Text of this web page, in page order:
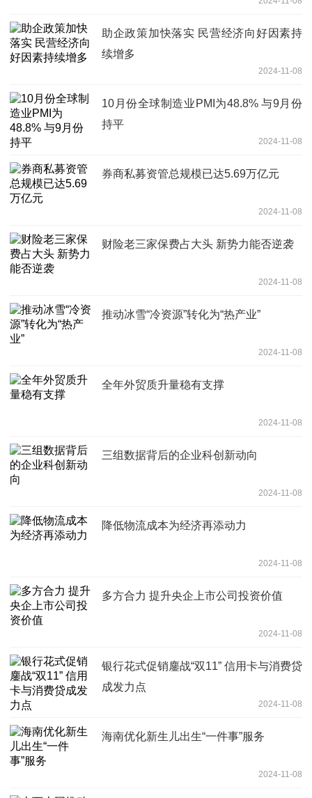
助企政策加快落实 民营经济向好因素持
续增多
2024-11-08
10月份全球制造业PMI为48.8% 与9月份
持平
2024-11-08
券商私募资管总规模已达5.69万亿元
2024-11-08
财险老三家保费占大头 新势力能否逆袭
2024-11-08
推动冰雪“冷资源”转化为“热产业”
2024-11-08
全年外贸质升量稳有支撑
2024-11-08
三组数据背后的企业科创新动向
2024-11-08
降低物流成本为经济再添动力
2024-11-08
多方合力 提升央企上市公司投资价值
2024-11-08
银行花式促销鏖战“双11” 信用卡与消费贷
成发力点
2024-11-08
海南优化新生儿出生“一件事”服务
2024-11-08